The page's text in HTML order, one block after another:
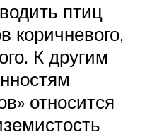
птиц
коричневого,
К другим
относится